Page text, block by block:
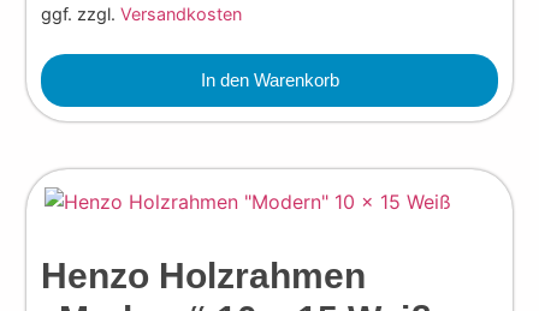
ggf. zzgl.Versandkosten
In den Warenkorb
Henzo Holzrahmen